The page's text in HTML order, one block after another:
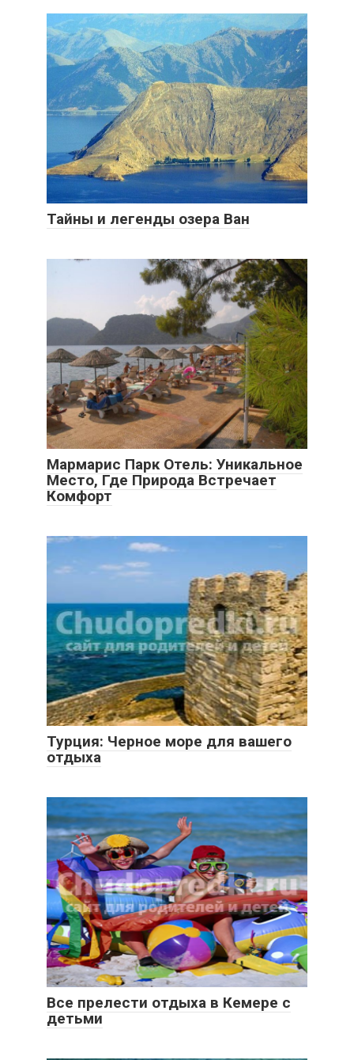
Тайны и легенды озера Ван
Мармарис Парк Отель: Уникальное
Место, Где Природа Встречает
Комфорт
Турция: Черное море для вашего
отдыха
Все прелести отдыха в Кемере с
детьми